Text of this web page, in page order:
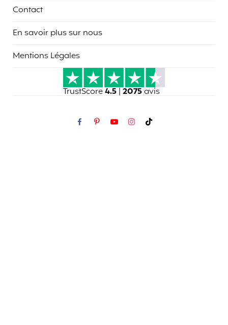
Contact
En savoir plus sur nous
Mentions Légales
TrustScore4.5 | 2075avis